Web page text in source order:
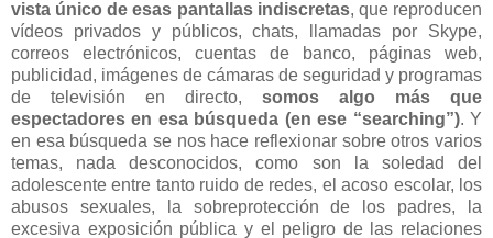
vista único de esas pantallas indiscretas, que reproducen
vídeos privados y públicos, chats, llamadas por Skype,
correos electrónicos, cuentas de banco, páginas web,
publicidad, imágenes de cámaras de seguridad y programas
de televisión en directo, somos algo más que
espectadores en esa búsqueda (en ese “searching”). Y
en esa búsqueda se nos hace reflexionar sobre otros varios
temas, nada desconocidos, como son la soledad del
adolescente entre tanto ruido de redes, el acoso escolar, los
abusos sexuales, la sobreprotección de los padres, la
excesiva exposición pública y el peligro de las relaciones